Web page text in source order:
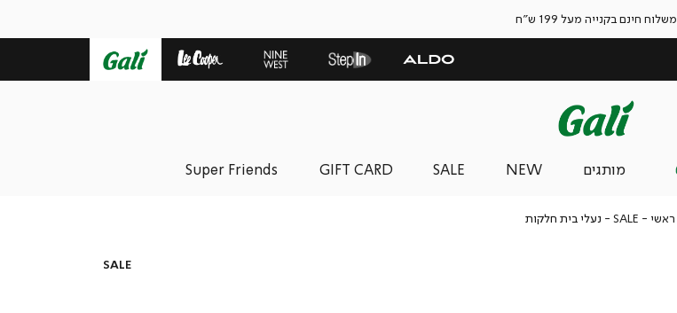
משלוח חינם בקנייה מעל 199 ש"ח
מותגים NEW
SALE
GIFT CARD
Super Friends
ראשי ראשי
SALE
SALE
נעלי בית חלקותנעלי
SALE